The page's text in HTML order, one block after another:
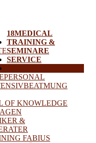
18MEDICAL
TRAINING &
SEMINARE
OF KNOWLEDGE
&
FABIUS
SERVICE